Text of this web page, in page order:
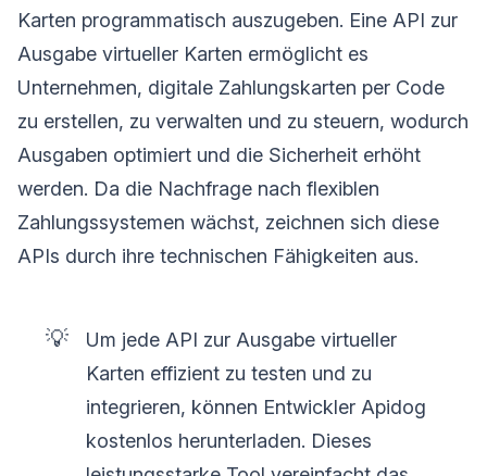
Karten programmatisch auszugeben. Eine API zur
Ausgabe virtueller Karten ermöglicht es
Unternehmen, digitale Zahlungskarten per Code
zu erstellen, zu verwalten und zu steuern, wodurch
Ausgaben optimiert und die Sicherheit erhöht
werden. Da die Nachfrage nach flexiblen
Zahlungssystemen wächst, zeichnen sich diese
APIs durch ihre technischen Fähigkeiten aus.
💡
Um jede API zur Ausgabe virtueller
Karten effizient zu testen und zu
integrieren, können Entwickler Apidog
kostenlos herunterladen. Dieses